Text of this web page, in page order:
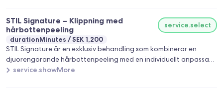
STIL Signature – Klippning med
hårbottenpeeling
durationMinutes SEK 1,200
service.select
STIL Signature är en exklusiv behandling som kombinerar en
djuorengörande hårbottenpeeling med en individuellt anpassad
Oribe behandling och en skräddarsydd
service.showMore